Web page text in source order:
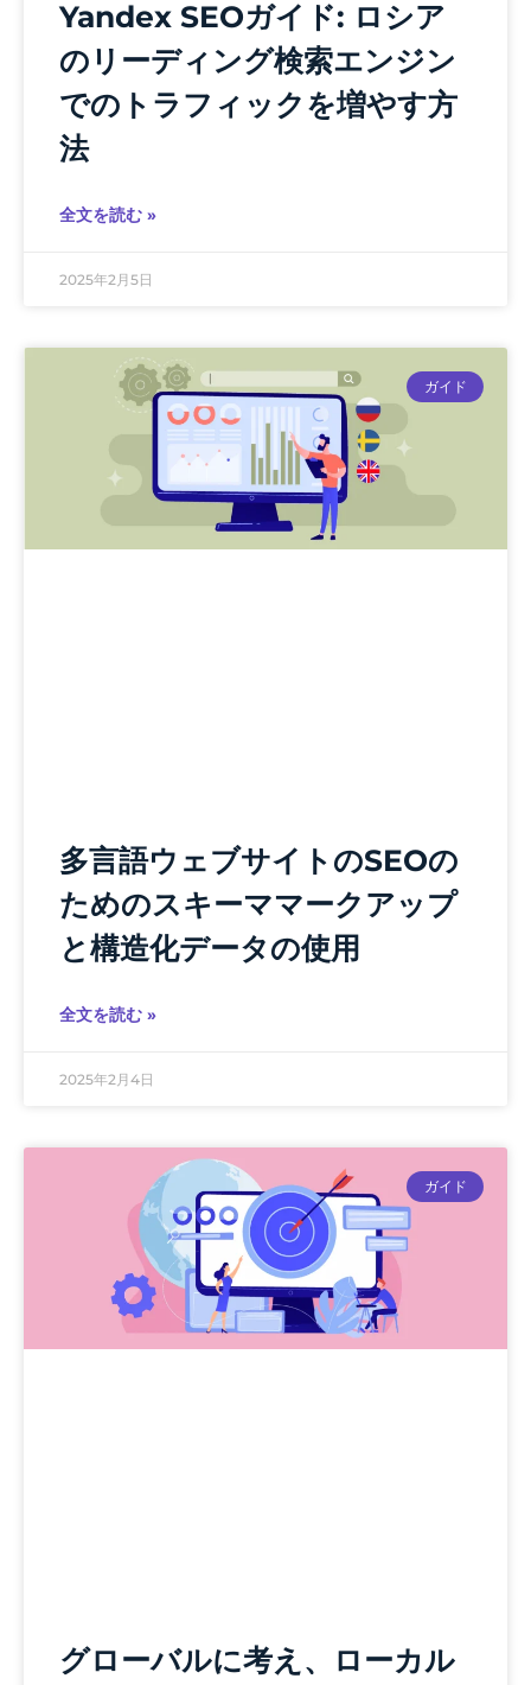
Yandex SEOガイド: ロシア
のリーディング検索エンジン
でのトラフィックを増やす方
法
全文を読む »
2025年2月5日
ガイド
多言語ウェブサイトのSEOの
ためのスキーママークアップ
と構造化データの使用
全文を読む »
2025年2月4日
ガイド
グローバルに考え、ローカル